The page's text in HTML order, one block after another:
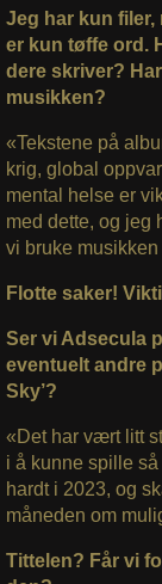
Jeg har kun
er kun tøffe ord.
dere skriver?
musikken?
«Tekstene på
krig, global
mental helse er
med dette, og jeg
vi bruke
Flotte saker!
Ser vi Adsecula
eventuelt andre
Sky’?
«Det har vært litt
i å kunne spille
hardt i 2023, og
måneden om
Tittelen? Får vi